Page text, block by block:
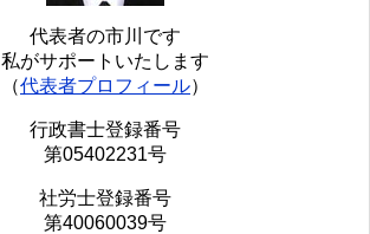
代表者の市川です
私がサポートいたします
（代表者プロフィール）
行政書士登録番号
第05402231号
社労士登録番号
第40060039号